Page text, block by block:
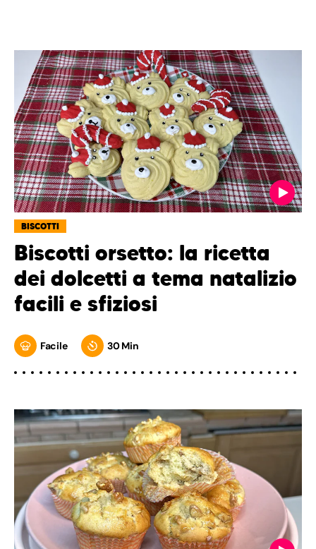
BISCOTTI
Biscotti orsetto: la ricetta
dei dolcetti a tema natalizio
facili e sfiziosi
Facile 30 Min